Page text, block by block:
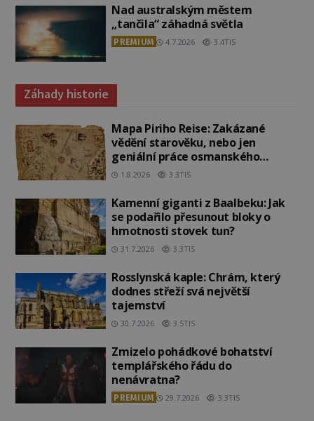
Nad australským městem
„tančila“ záhadná světla
PREMIUM 4.7.2026 3.4TIS
Záhady historie
Mapa Piriho Reise: Zakázané
vědění starověku, nebo jen
geniální práce osmanského
admirála?
1.8.2026 3.3TIS
Kamenní giganti z Baalbeku: Jak
se podařilo přesunout bloky o
hmotnosti stovek tun?
31.7.2026 3.3TIS
Rosslynská kaple: Chrám, který
dodnes střeží svá největší
tajemství
30.7.2026 3.5TIS
Zmizelo pohádkové bohatství
templářského řádu do
nenávratna?
PREMIUM 29.7.2026 3.3TIS